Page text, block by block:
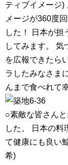
ティブイメージ)
メージが360度
した！ 日本が担
してみます。 気
を広報できたら
ラしたみなさま
んまで食べれて
○素敵な皆さん
した。 日本の
て健康にも良い
希)